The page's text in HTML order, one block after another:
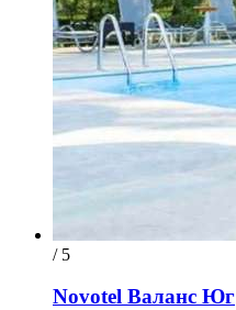
/ 5
Novotel Валанс Юг